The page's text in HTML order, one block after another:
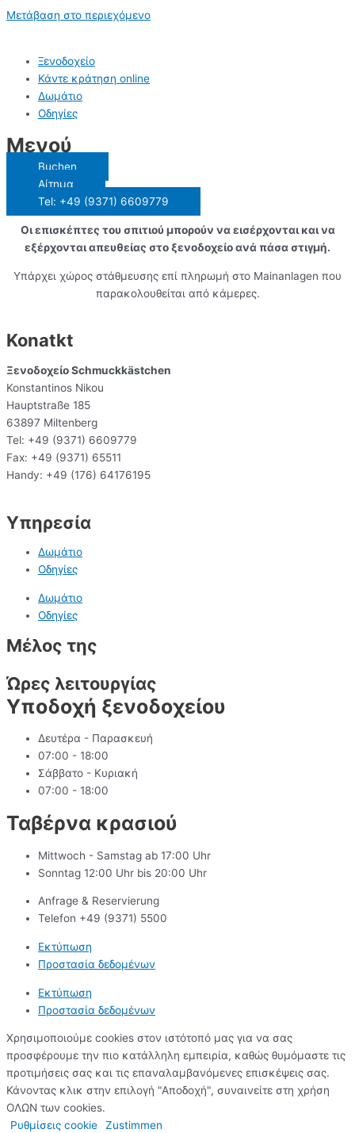
Μετάβαση στο περιεχόμενο
Ξενοδοχείο
Κάντε κράτηση online
Δωμάτιο
Οδηγίες
Μενού
Buchen
Αίτημα
Tel: +49 (9371) 6609779
Οι επισκέπτες του σπιτιού μπορούν να εισέρχονται και να
εξέρχονται απευθείας στο ξενοδοχείο ανά πάσα στιγμή.
Υπάρχει χώρος στάθμευσης επί πληρωμή στο Mainanlagen που
παρακολουθείται από κάμερες.
Konatkt
Ξενοδοχείο Schmuckkästchen
Konstantinos Nikou
Hauptstraße 185
63897 Miltenberg
Tel: +49 (9371) 6609779
Fax: +49 (9371) 65511
Handy: +49 (176) 64176195
Υπηρεσία
Δωμάτιο
Οδηγίες
Δωμάτιο
Οδηγίες
Μέλος της
Ώρες λειτουργίας
Υποδοχή ξενοδοχείου
Δευτέρα - Παρασκευή
07:00 - 18:00
Σάββατο - Κυριακή
07:00 - 18:00
Ταβέρνα κρασιού
Mittwoch - Samstag ab 17:00 Uhr
Sonntag 12:00 Uhr bis 20:00 Uhr
Anfrage & Reservierung
Telefon +49 (9371) 5500
Εκτύπωση
Προστασία δεδομένων
Εκτύπωση
Προστασία δεδομένων
Χρησιμοποιούμε cookies στον ιστότοπό μας για να σας
προσφέρουμε την πιο κατάλληλη εμπειρία, καθώς θυμόμαστε τις
προτιμήσεις σας και τις επαναλαμβανόμενες επισκέψεις σας.
Κάνοντας κλικ στην επιλογή "Αποδοχή", συναινείτε στη χρήση
ΟΛΩΝ των cookies.
Ρυθμίσεις cookie
Zustimmen